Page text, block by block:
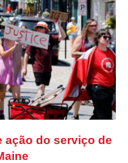
ação do serviço de